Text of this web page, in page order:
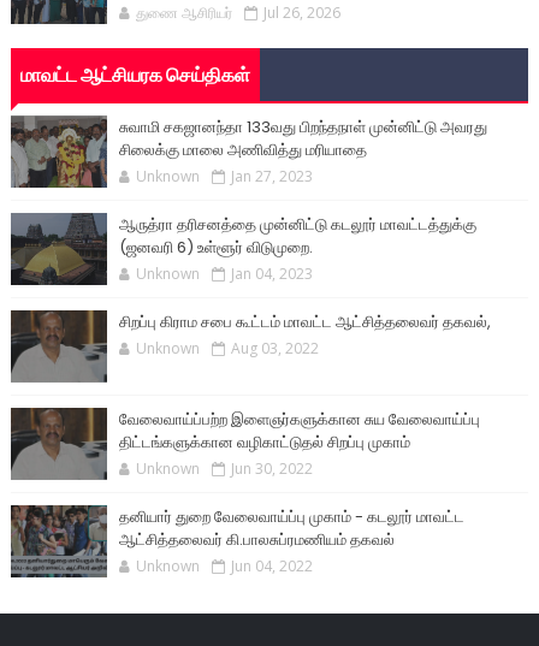
துணை ஆசிரியர் Jul 26, 2026
மாவட்ட ஆட்சியரக செய்திகள்
சுவாமி சகஜானந்தா 133வது பிறந்தநாள் முன்னிட்டு அவரது
சிலைக்கு மாலை அணிவித்து மரியாதை
Unknown Jan 27, 2023
ஆருத்ரா தரிசனத்தை முன்னிட்டு கடலூர் மாவட்டத்துக்கு
(ஜனவரி 6) உள்ளூர் விடுமுறை.
Unknown Jan 04, 2023
சிறப்பு கிராம சபை கூட்டம் மாவட்ட ஆட்சித்தலைவர் தகவல்,
Unknown Aug 03, 2022
வேலைவாய்ப்பற்ற இளைஞர்களுக்கான சுய வேலைவாய்ப்பு
திட்டங்களுக்கான வழிகாட்டுதல் சிறப்பு முகாம்
Unknown Jun 30, 2022
தனியார் துறை வேலைவாய்ப்பு முகாம் - கடலூர் மாவட்ட
ஆட்சித்தலைவர் கி.பாலசுப்ரமணியம் தகவல்
Unknown Jun 04, 2022